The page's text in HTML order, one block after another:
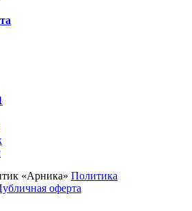
«Арника» Политика
оферта